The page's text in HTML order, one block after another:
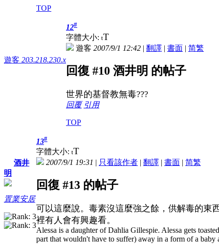
TOP
遊客 203.218.230.x
12#
字體大小: tT
遊客 2007/9/1 12:42 | 翻譯 | 書面 | 简繁
回復 #10 酒井明 的帖子
世界的基督教無毒???
回覆 引用
TOP
酒井
明
置業安居
13#
字體大小: tT
2007/9/1 19:31 | 只看該作者 | 翻譯 | 書面 | 简繁
回復 #13 的帖子
可以這麼說。毒素沒這麼強之餘，供解毒的東
裡有人會有興趣看。
Alessa is a daughter of Dahlia Gillespie. Alessa gets
part that wouldn't have to suffer) away in a form of a